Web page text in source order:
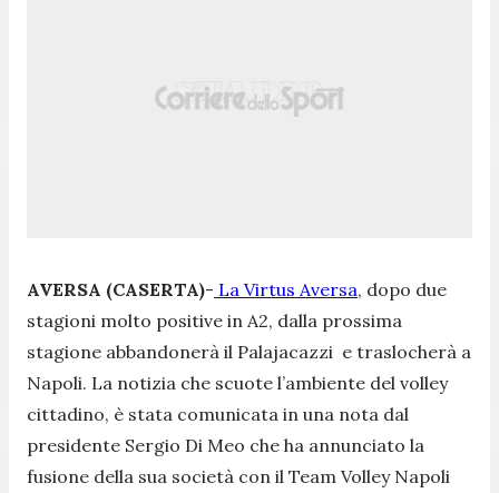
AVERSA (CASERTA)- La Virtus Aversa, dopo due
stagioni molto positive in A2, dalla prossima
stagione abbandonerà il Palajacazzi e traslocherà a
Napoli. La notizia che scuote l’ambiente del volley
cittadino, è stata comunicata in una nota dal
presidente Sergio Di Meo che ha annunciato la
fusione della sua società con il Team Volley Napoli